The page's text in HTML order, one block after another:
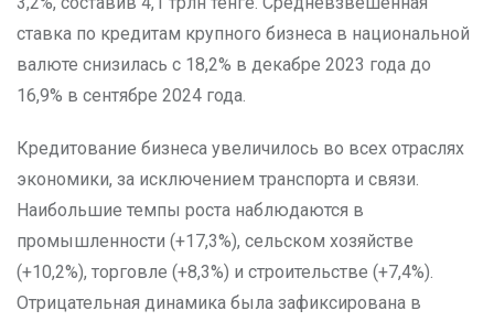
ставка по кредитам крупного бизнеса в национальной
валюте снизилась с 18,2% в декабре 2023 года до
16,9% в сентябре 2024 года.
Кредитование бизнеса увеличилось во всех отраслях
экономики, за исключением транспорта и связи.
Наибольшие темпы роста наблюдаются в
промышленности (+17,3%), сельском хозяйстве
(+10,2%), торговле (+8,3%) и строительстве (+7,4%).
Отрицательная динамика была зафиксирована в